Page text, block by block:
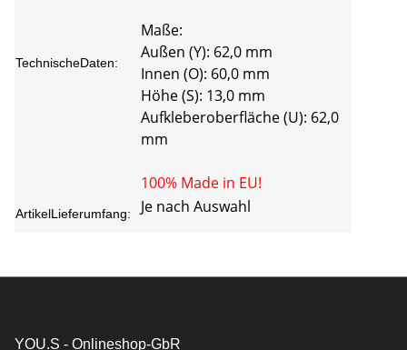
TechnischeDaten:
Maße:
Außen (Y): 62,0 mm
Innen (O): 60,0 mm
Höhe (S): 13,0 mm
Aufkleberoberfläche (U): 62,0
mm
100% Made in EU!
ArtikelLieferumfang: Je nach Auswahl
YOU.S - Onlineshop-GbR